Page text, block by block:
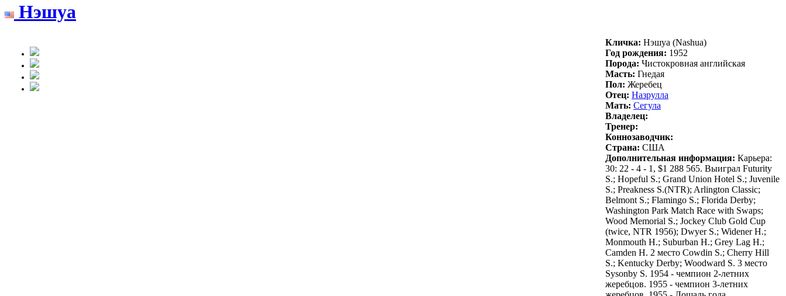
Нэшуa
Кличка: Нэшуa (Nashua)
Год рождения: 1952
Порода: Чистокровная английская
Масть: Гнедая
Пол: Жеребец
Отец: Нaзpуллa
Мать: Сeгулa
Владелец:
Тренер:
Коннозаводчик:
Страна: США
Дополнительная информация: Карьера:
30: 22 - 4 - 1, $1 288 565. Выиграл Futurity
S.; Hopeful S.; Grand Union Hotel S.; Juvenile
S.; Preakness S.(NTR); Arlington Classic;
Belmont S.; Flamingo S.; Florida Derby;
Washington Park Match Race with Swaps;
Wood Memorial S.; Jockey Club Gold Cup
(twice, NTR 1956); Dwyer S.; Widener H.;
Monmouth H.; Suburban H.; Grey Lag H.;
Camden H. 2 место Cowdin S.; Cherry Hill
S.; Kentucky Derby; Woodward S. 3 место
Sysonby S. 1954 - чемпион 2-летних
жеребцов. 1955 - чемпион 3-летних